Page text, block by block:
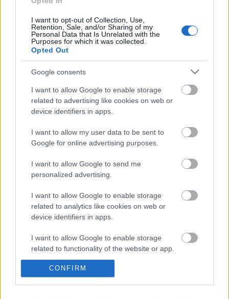
I want to opt-out of Collection, Use,
Retention, Sale, and/or Sharing of my
Personal Data that Is Unrelated with the
Purposes for which it was collected.
Opted Out
Google consents
I want to allow Google to enable storage
related to advertising like cookies on web or
device identifiers in apps.
I want to allow my user data to be sent to
Google for online advertising purposes.
I want to allow Google to send me
personalized advertising.
I want to allow Google to enable storage
related to analytics like cookies on web or
device identifiers in apps.
I want to allow Google to enable storage
related to functionality of the website or app.
I want to allow Google to enable storage
related to personalization.
CONFIRM
valor inferior a los 3 millones de
euros. Pueden revalorizarse en los
próximos días y ser útiles para el
Real Sociedad
: Remiro – Gorosabel (Zaldua),
Zubeldia, Le Normand, Diego Rico – Merino, Zubimendi,
Silva, Rafinha – Sorloth, Isak (Portu).
Estos jugadores son baja : Carlos Fernández (lesión
muscular), Barrenetxea (lesión muscular), Monreal (rodilla),
Estos jugadores son duda:
titular tras ser suplente contra el Rayo, perdiendo Portu la
titularidad. Silva volverá a la titularidad tras perderse las dos
últimas jornadas por sanción.